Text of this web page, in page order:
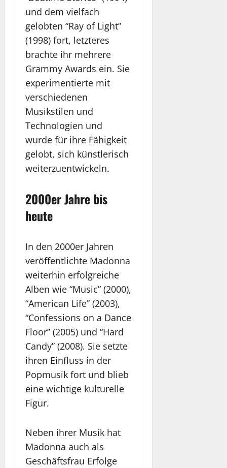
und dem vielfach
gelobten “Ray of Light”
(1998) fort, letzteres
brachte ihr mehrere
Grammy Awards ein. Sie
experimentierte mit
verschiedenen
Musikstilen und
Technologien und
wurde für ihre Fähigkeit
gelobt, sich künstlerisch
weiterzuentwickeln.
2000er Jahre bis
heute
In den 2000er Jahren
veröffentlichte Madonna
weiterhin erfolgreiche
Alben wie “Music” (2000),
“American Life” (2003),
“Confessions on a Dance
Floor” (2005) und “Hard
Candy” (2008). Sie setzte
ihren Einfluss in der
Popmusik fort und blieb
eine wichtige kulturelle
Figur.
Neben ihrer Musik hat
Madonna auch als
Geschäftsfrau Erfolge